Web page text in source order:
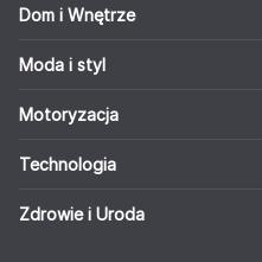
Dom i Wnętrze
Moda i styl
Motoryzacja
Technologia
Zdrowie i Uroda